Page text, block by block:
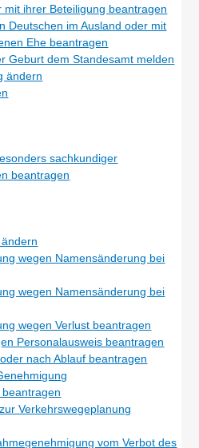
ihrer Beteiligung beantragen
Deutschen im Ausland oder mit
Ehe beantragen
Geburt dem Standesamt melden
ändern
sachkundiger
beantragen
wegen Namensänderung bei
wegen Namensänderung bei
wegen Verlust beantragen
Personalausweis beantragen
nach Ablauf beantragen
Verkehrswegeplanung
vom Verbot des